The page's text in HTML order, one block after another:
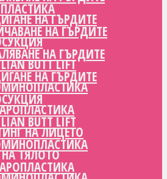
НА ГЪРДИТЕ
BUTT LIFT
НА ЛИЦЕТО
ТЯЛОТО
НА ГЪРДИТЕ
НА ГЪРДИТЕ
НА ГЪРДИТЕ
BUTT LIFT